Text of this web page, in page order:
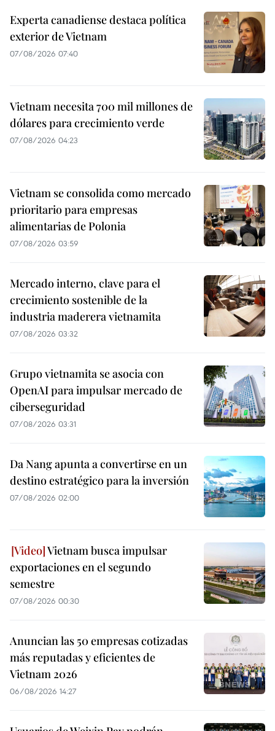
Experta canadiense destaca política
exterior de Vietnam
07/08/2026 07:40
Vietnam necesita 700 mil millones de
dólares para crecimiento verde
07/08/2026 04:23
Vietnam se consolida como mercado
prioritario para empresas
alimentarias de Polonia
07/08/2026 03:59
Mercado interno, clave para el
crecimiento sostenible de la
industria maderera vietnamita
07/08/2026 03:32
Grupo vietnamita se asocia con
OpenAI para impulsar mercado de
ciberseguridad
07/08/2026 03:31
Da Nang apunta a convertirse en un
destino estratégico para la inversión
07/08/2026 02:00
Vietnam busca impulsar
exportaciones en el segundo
semestre
07/08/2026 00:30
Anuncian las 50 empresas cotizadas
más reputadas y eficientes de
Vietnam 2026
06/08/2026 14:27